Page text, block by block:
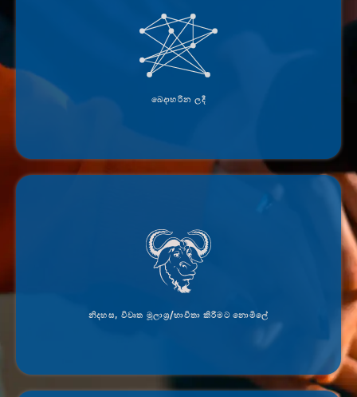
බෙදාහරින ලදී
Jami සම්පූර්ණයෙන්ම සම වයසේ සිට සමාන වන අතර පරිශීලකයින් අතර දත්ත හුවමාරු කිරීම සඳහා
සේවාදායකයක් අවශ්‍ය නොවේ.
නිදහස, විවෘත මූලාශ්‍ර/භාවිතා කිරීමට නොමිලේ
Jami යනු නිදහස් මෘදුකාංග පදනමේ අනුග්‍රහය ලබන GNU ව්‍යාපෘතියක් වන අතර GNU GPLv3 හෝ
ඊට පසුව බලපත්‍ර ලබා ඇත.